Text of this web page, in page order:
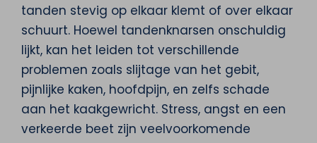
tanden stevig op elkaar klemt of over elkaar
schuurt. Hoewel tandenknarsen onschuldig
lijkt, kan het leiden tot verschillende
problemen zoals slijtage van het gebit,
pijnlijke kaken, hoofdpijn, en zelfs schade
aan het kaakgewricht. Stress, angst en een
verkeerde beet zijn veelvoorkomende